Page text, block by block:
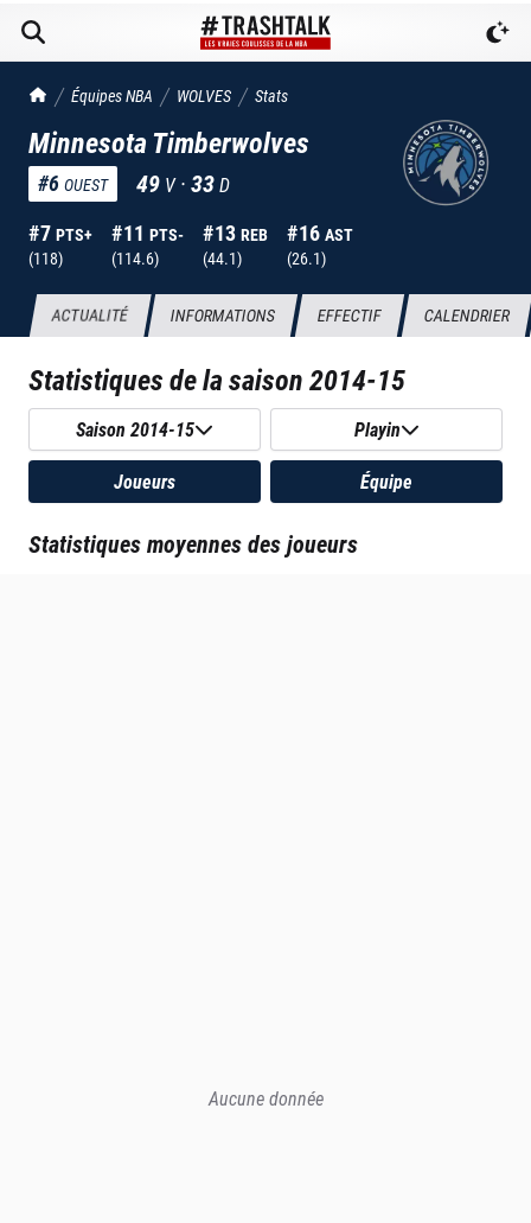
TrashTalk Actu NBA
Équipes NBA WOLVES Stats
Minnesota Timberwolves
#6 OUEST 49 V ·33D
#7 PTS+
(118)
#11 PTS-
(114.6)
#13 REB
(44.1)
#16 AST
(26.1)
ACTUALITÉ INFORMATIONS EFFECTIF CALENDRIER
Statistiques de la saison2014-15
Saison 2014-15 Playin
Joueurs Équipe
Statistiques moyennes des joueurs
Aucune donnée